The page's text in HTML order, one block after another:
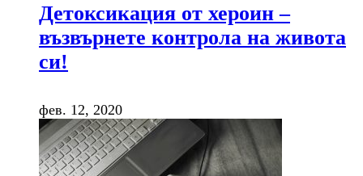
Детоксикация от хероин –
възвърнете контрола на живота
си!
фев. 12, 2020